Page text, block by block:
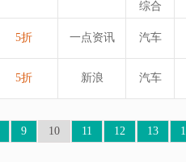
综合
5折 一点资讯 汽车
5折 新浪 汽车
9 10 11 12 13